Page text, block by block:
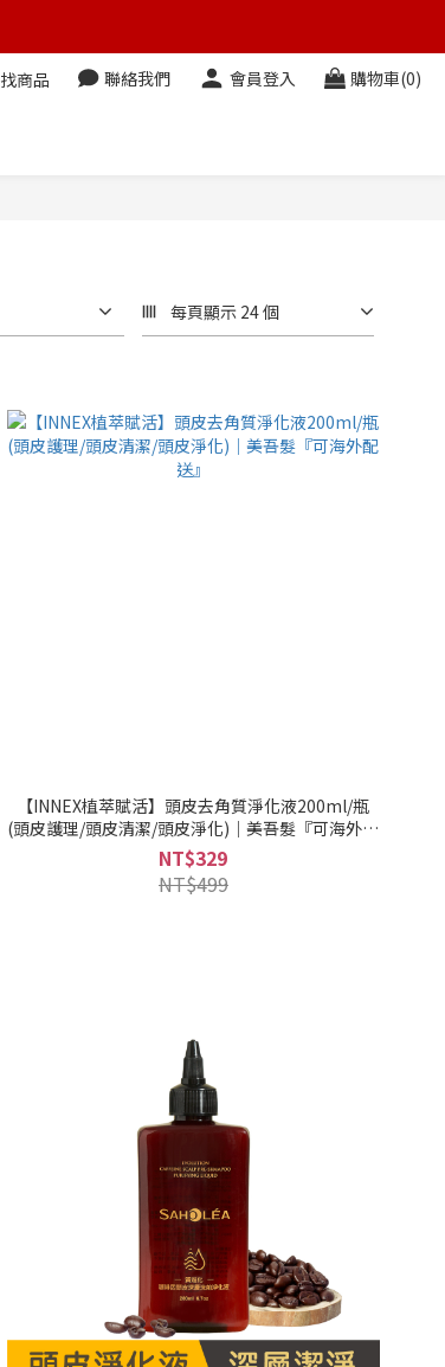
找商品 聯絡我們 會員登入 購物車(0)
每頁顯示 24 個
【INNEX植萃賦活】頭皮去角質淨化液200ml/瓶
(頭皮護理/頭皮清潔/頭皮淨化)｜美吾髮『可海外配
送』
NT$329
NT$499